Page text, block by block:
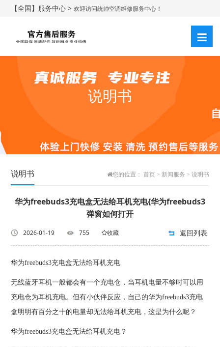
【全国】服务中心 >欢迎访问统帅空调维修服务中心！
说明书
说明书 您的位置： 首页> 新闻服务 > 说明书
华为freebuds3充电盒无法给耳机充电{华为freebuds3
弹窗如何打开
2026-01-19 755 收藏 返回列表
华为freebuds3充电盒无法给耳机充电
无线蓝牙耳机一般都会有一个充电仓，当耳机电量不够时可以用
充电仓为耳机充电。但有小伙伴反应，自己的华为freebuds3充电
盒明明有百分之十的电量却无法给耳机充电，这是为什么呢？
华为freebuds3充电盒无法给耳机充电？